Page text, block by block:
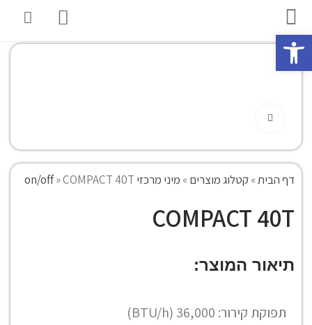
דף הבית»קטלוג מוצרים » מיני מרכזי on/off »COMPACT 40T
COMPACT 40T
תיאור המוצר:
תפוקת קירור: 36,000 (BTU/h)
פתח סרגל נגישות